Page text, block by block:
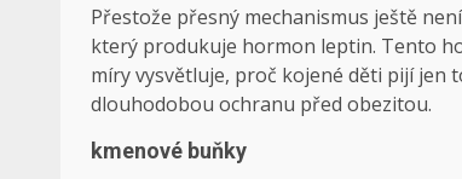
Přestože přesný mechanismus ještě
který produkuje hormon leptin. Tento
míry vysvětluje, proč kojené děti pijí jen
dlouhodobou ochranu před obezitou.
kmenové buňky